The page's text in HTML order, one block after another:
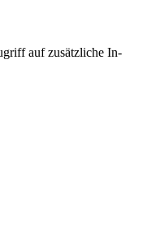
auf zusätzliche In-